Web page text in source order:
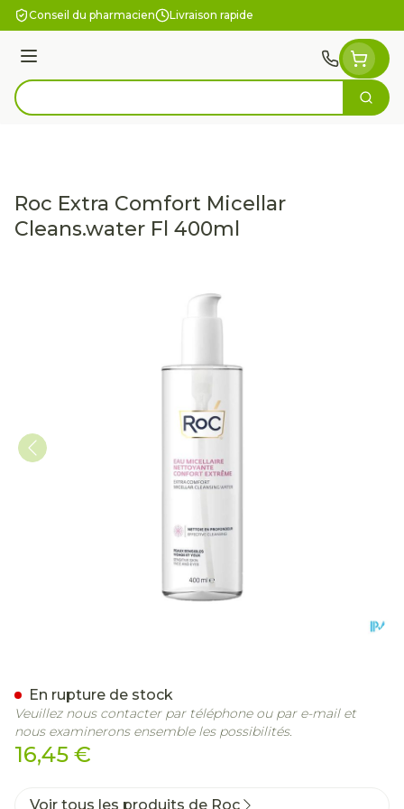
Aller au contenu
Conseil du pharmacien Livraison rapide
Menu
Rechercher
Roc Extra Comfort Micellar
Cleans.water Fl 400ml
16,45 €
En rupture de stock
Veuillez nous contacter par téléphone ou par e-mail et
nous examinerons ensemble les possibilités.
Voir tous les produits de Roc